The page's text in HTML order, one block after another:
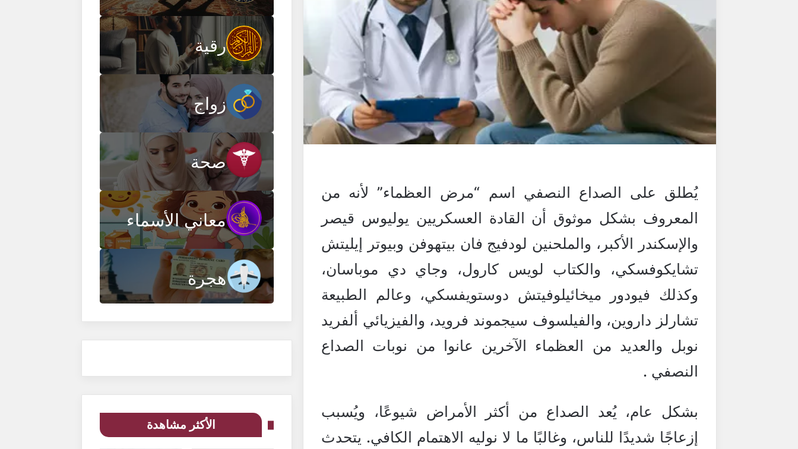
يُطلق على الصداع النصفي اسم “مرض العظماء” لأنه من
المعروف بشكل موثوق أن القادة العسكريين يوليوس قيصر
والإسكندر الأكبر، والملحنين لودفيج فان بيتهوفن وبيوتر إيليتش
تشايكوفسكي، والكتاب لويس كارول، وجاي دي موباسان،
وكذلك فيودور ميخائيلوفيتش دوستويفسكي، وعالم الطبيعة
تشارلز داروين، والفيلسوف سيجموند فرويد، والفيزيائي ألفريد
نوبل والعديد من العظماء الآخرين عانوا من نوبات الصداع
النصفي .
بشكل عام، يُعد الصداع من أكثر الأمراض شيوعًا، ويُسبب
إزعاجًا شديدًا للناس، وغالبًا ما لا نوليه الاهتمام الكافي. يتحدث
رقية
زواج
صحة
معاني الأسماء
هجرة
الأكثر مشاهدة